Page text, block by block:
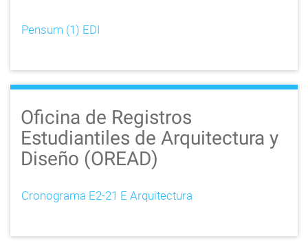
Pensum (1) EDI
Oficina de Registros
Estudiantiles de Arquitectura y
Diseño (OREAD)
Cronograma E2-21 E Arquitectura